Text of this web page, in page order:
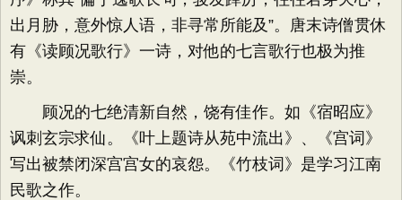
出月胁，意外惊人语，非寻常所能及”。唐末诗僧贯休
有《读顾况歌行》一诗，对他的七言歌行也极为推
崇。
顾况的七绝清新自然，饶有佳作。如《宿昭应》
讽刺玄宗求仙。《叶上题诗从苑中流出》、《宫词》
写出被禁闭深宫宫女的哀怨。《竹枝词》是学习江南
民歌之作。